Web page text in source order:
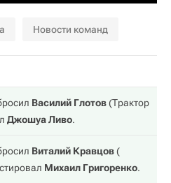
Новости команд
Василий Глотов(Трактор
Джошуа Ливо.
Виталий Кравцов(
Михаил Григоренко.